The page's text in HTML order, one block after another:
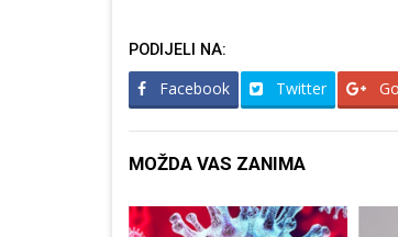
PODIJELI NA:
Facebook Twitter
MOŽDA VAS ZANIMA